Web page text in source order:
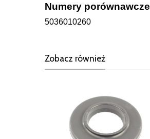
Numery porównawcze
5036010260
Zobacz również